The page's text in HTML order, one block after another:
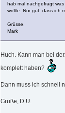
hab mal nachgefragt
wollte. Nur gut, dass ich
Grüsse,
Mark
Huch. Kann man bei
komplett haben?
Dann muss ich schnell
Grüße, D.U.